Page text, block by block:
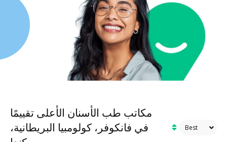
مكاتب طب الأسنان الأعلى تقييمًا
في فانكوفر، كولومبيا البريطانية،